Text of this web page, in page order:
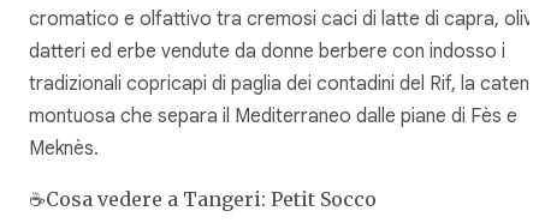
cromatico e olfattivo tra cremosi caci di latte di capra,
datteri ed erbe vendute da donne berbere con indosso i
tradizionali copricapi di paglia dei contadini del Rif, la catena
montuosa che separa il Mediterraneo dalle piane di Fès e
Meknès.
☕Cosa vedere a Tangeri: Petit Socco